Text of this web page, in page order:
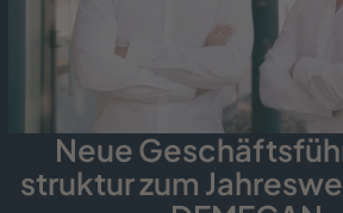
Neue
struktur zum